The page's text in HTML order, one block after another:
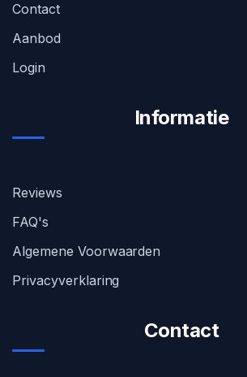
Contact
Aanbod
Login
Informatie
Reviews
FAQ's
Algemene Voorwaarden
Privacyverklaring
Contact